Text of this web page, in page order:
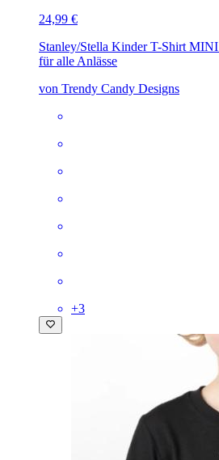
24,99 €
Stanley/Stella Kinder T-Shirt
für alle Anlässe
von Trendy Candy Designs
+3